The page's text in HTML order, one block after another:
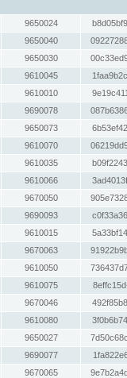
9650024
9650040
9650030
9610045
9610010
9690078
9650073
9610070
9610035
9610066
9670050
9690093
9610015
9670063
9610050
9610075
9670046
9610080
9650027
9690077
9670065